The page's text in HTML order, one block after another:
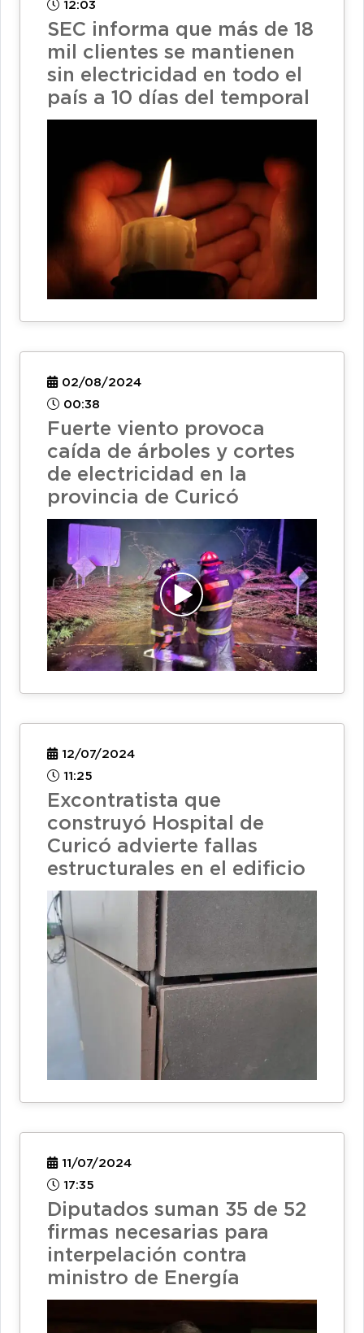
12:03
SEC informa que más de 18
mil clientes se mantienen
sin electricidad en todo el
país a 10 días del temporal
02/08/2024
00:38
Fuerte viento provoca
caída de árboles y cortes
de electricidad en la
provincia de Curicó
12/07/2024
11:25
Excontratista que
construyó Hospital de
Curicó advierte fallas
estructurales en el edificio
11/07/2024
17:35
Diputados suman 35 de 52
firmas necesarias para
interpelación contra
ministro de Energía